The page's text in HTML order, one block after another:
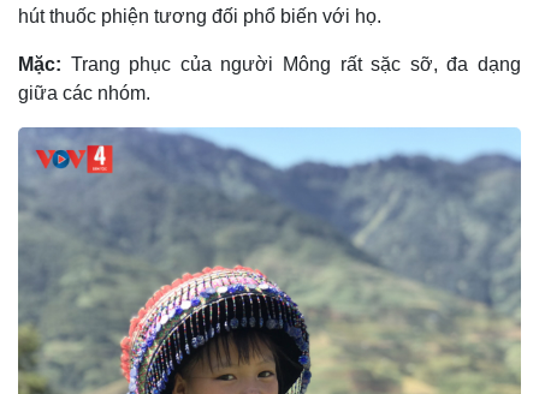
hút thuốc phiện tương đối phổ biến với họ.
Mặc: Trang phục của người Mông rất sặc sỡ, đa dạng
giữa các nhóm.